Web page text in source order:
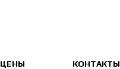
ЦЕНЫ КОНТАКТЫ